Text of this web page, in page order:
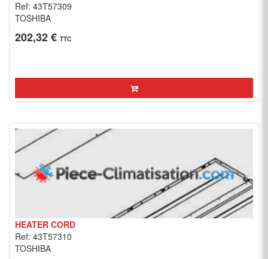
Ref: 43T57309
TOSHIBA
202,32 € TTC
HEATER CORD
Ref: 43T57310
TOSHIBA